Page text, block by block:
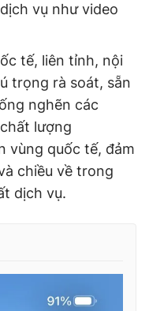
vụ như video
tế, liên tỉnh, nội
trọng rà soát, sẵn
nghẽn các
lượng
vùng quốc tế, đảm
chiều về trong
dịch vụ.